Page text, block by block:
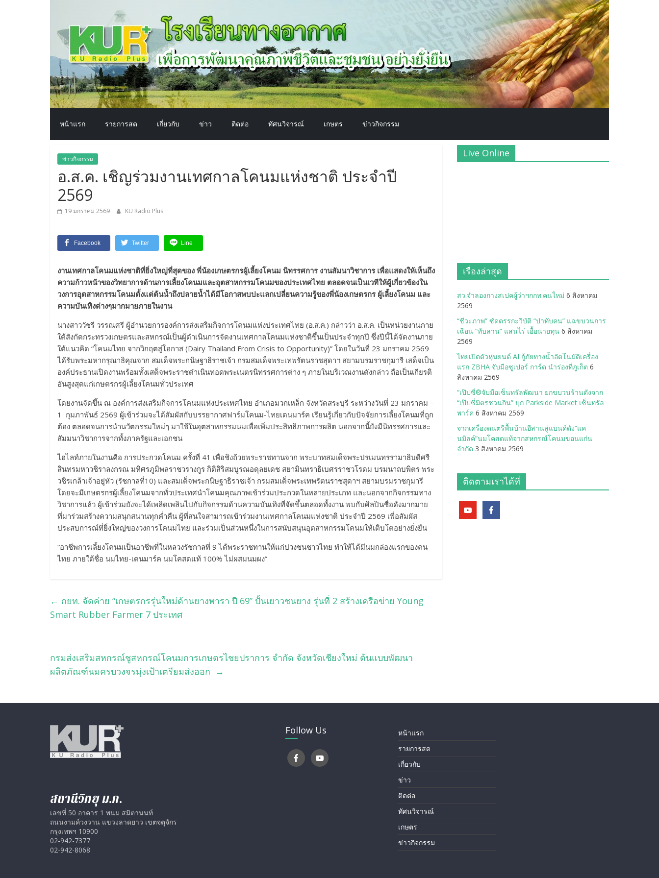
โรงเรียน
ทาง
อากาศ​
เพื่อ
พัฒนา
คุณภาพ
ชีวิต
หน้าแรก รายการสด เกี่ยวกับ ข่าว ติดต่อ ทัศนวิจารณ์ เกษตร ข่าวกิจกรรม
ข่าวกิจกรรม
อ.ส.ค. เชิญร่วมงานเทศกาลโคนมแห่งชาติ ประจำปี
2569
19 มกราคม 2569 KU Radio Plus
Facebook Twitter Line
งานเทศกาลโคนมแห่งชาติที่ยิ่งใหญ่ที่สุดของ พี่น้องเกษตรกรผู้เลี้ยงโคนม นิทรรศการ งานสัมนาวิชาการ เพื่อแสดงให้เห็นถึง
ความก้าวหน้าของวิทยาการด้านการเลี้ยงโคนมและอุตสาหกรรมโคนมของประเทศไทย ตลอดจนเป็นเวทีให้ผู้เกี่ยวข้องใน
วงการอุตสาหกรรมโคนมตั้งแต่ต้นน้ำถึงปลายน้ำได้มีโอกาสพบปะแลกเปลี่ยนความรู้ของพี่น้องเกษตรกร ผู้เลี้ยงโคนม และ
ความบันเทิงต่างๆมากมายภายในงาน
นางสาววัชรี วรรณศรี ผู้อำนวยการองค์การส่งเสริมกิจการโคนมแห่งประเทศไทย (อ.ส.ค.) กล่าวว่า อ.ส.ค. เป็นหน่วยงานภาย
ใต้สังกัดกระทรวงเกษตรและสหกรณ์เป็นผู้ดำเนินการจัดงานเทศกาลโคนมแห่งชาติขึ้นเป็นประจำทุกปี ซึ่งปีนี้ได้จัดงานภาย
ใต้แนวคิด “โคนมไทย จากวิกฤตสู่โอกาส (Dairy Thailand From Crisis to Opportunity)” โดยในวันที่ 23 มกราคม 2569
ได้รับพระมหากรุณาธิคุณจาก สมเด็จพระกนิษฐาธิราชเจ้า กรมสมเด็จพระเทพรัตนราชสุดาฯ สยามบรมราชกุมารี เสด็จเป็น
องค์ประธานเปิดงานพร้อมทั้งเสด็จพระราชดำเนินทอดพระเนตรนิทรรศการต่าง ๆ ภายในบริเวณงานดังกล่าว ถือเป็นเกียรติ
อันสูงสุดแก่เกษตรกรผู้เลี้ยงโคนมทั่วประเทศ
โดยงานจัดขึ้น ณ องค์การส่งเสริมกิจการโคนมแห่งประเทศไทย อำเภอมวกเหล็ก จังหวัดสระบุรี ระหว่างวันที่ 23 มกราคม –
1 กุมภาพันธ์ 2569 ผู้เข้าร่วมจะได้สัมผัสกับบรรยากาศฟาร์มโคนม-ไทยเดนมาร์ค เรียนรู้เกี่ยวกับปัจจัยการเลี้ยงโคนมที่ถูก
ต้อง ตลอดจนการนำนวัตกรรมใหม่ๆ มาใช้ในอุตสาหกรรมนมเพื่อเพิ่มประสิทธิภาพการผลิต นอกจากนี้ยังมีนิทรรศการและ
สัมมนาวิชาการจากทั้งภาครัฐและเอกชน
ไฮไลท์ภายในงานคือ การประกวดโคนม ครั้งที่ 41 เพื่อชิงถ้วยพระราชทานจาก พระบาทสมเด็จพระปรเมนทรรามาธิบดีศรี
สินทรมหาวชิราลงกรณ มหิศรภูมิพลราชวรางกูร กิติสิริสมบูรณอดุลยเดช สยามินทราธิเบศรราชวโรดม บรมนาถบพิตร พระ
วชิรเกล้าเจ้าอยู่หัว (รัชกาลที่10) และสมเด็จพระกนิษฐาธิราชเจ้า กรมสมเด็จพระเทพรัตนราชสุดาฯ สยามบรมราชกุมารี
โดยจะมีเกษตรกรผู้เลี้ยงโคนมจากทั่วประเทศนำโคนมคุณภาพเข้าร่วมประกวดในหลายประเภท และนอกจากกิจกรรมทาง
วิชาการแล้ว ผู้เข้าร่วมยังจะได้เพลิดเพลินไปกับกิจกรรมด้านความบันเทิงที่จัดขึ้นตลอดทั้งงาน พบกับศิลปินชื่อดังมากมาย
ที่มาร่วมสร้างความสนุกสนานทุกค่ำคืน ผู้ที่สนใจสามารถเข้าร่วมงานเทศกาลโคนมแห่งชาติ ประจำปี 2569 เพื่อสัมผัส
ประสบการณ์ที่ยิ่งใหญ่ของวงการโคนมไทย และร่วมเป็นส่วนหนึ่งในการสนับสนุนอุตสาหกรรมโคนมให้เติบโตอย่างยั่งยืน
“อาชีพการเลี้ยงโคนมเป็นอาชีพที่ในหลวงรัชกาลที่ 9 ได้พระราชทานให้แก่ปวงชนชาวไทย ทำให้ได้มีนมกล่องแรกของคน
ไทย ภายใต้ชื่อ นมไทย-เดนมาร์ค นมโคสดแท้ 100% ไม่ผสมนมผง”
← กยท. จัดค่าย “เกษตรกรรุ่นใหม่ด้านยางพารา ปี 69” ปั้นเยาวชนยาง รุ่นที่ 2 สร้างเครือข่าย Young
Smart Rubber Farmer 7 ประเทศ
กรมส่งเสริมสหกรณ์ชูสหกรณ์โคนมการเกษตรไชยปราการ จำกัด จังหวัดเชียงใหม่ ต้นแบบพัฒนา
ผลิตภัณฑ์นมครบวงจรมุ่งเป้าเตรียมส่งออก →
Live Online
เรื่องล่าสุด
สว.จำลองกางสเปคผู้ว่าฯกกท.คนใหม่ 6 สิงหาคม
2569
“ชีวะภาพ” ซัดตรรกะวิบัติ “ป่าทับคน” แฉขบวนการ
เฉือน “ทับลาน” แสนไร่ เอื้อนายทุน 6 สิงหาคม
2569
ไทยเปิดตัวหุ่นยนต์ AI กู้ภัยทางน้ำอัตโนมัติเครื่อง
แรก ZBHA จับมือซูเปอร์ การ์ด นำร่องที่ภูเก็ต 6
สิงหาคม 2569
“เป๊ปซี่®จับมือเซ็นทรัลพัฒนา ยกขบวนร้านดังจาก
“เป๊ปซี่มิตรชวนกิน” บุก Parkside Market เซ็นทรัล
พาร์ค 6 สิงหาคม 2569
จากเครื่องดนตรีพื้นบ้านอีสานสู่แบนด์ดัง“แค
นมิลค์”นมโคสดแท้จากสหกรณ์โคนมขอนแก่น
จำกัด 3 สิงหาคม 2569
ติดตามเราได้ที่
สถานีวิทยุ ม.ก.
เลขที่ 50 อาคาร 1 พนม สมิตานนท์
ถนนงามค์วงวาน แขวงลาดยาว เขตจตุจักร
กรุงเทพฯ 10900
02-942-7377
02-942-8068
Follow Us
หน้าแรก
รายการสด
เกี่ยวกับ
ข่าว
ติดต่อ
ทัศนวิจารณ์
เกษตร
ข่าวกิจกรรม